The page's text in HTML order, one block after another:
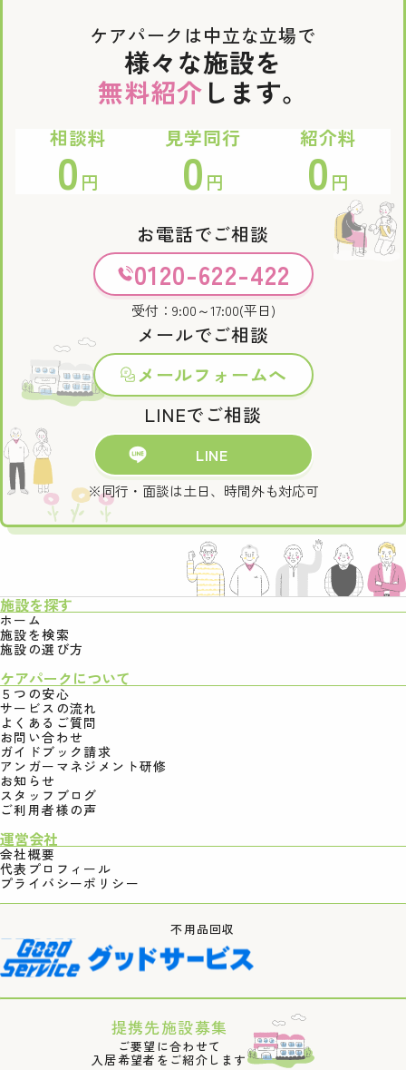
ケアパークは中立な立場で
様々な施設を
無料紹介 します。
相談料
0 円
見学同行
0 円
紹介料
0 円
お電話でご相談
0120-622-422
受付：9:00～17:00(平日)
メールでご相談
メールフォームへ
LINEでご相談
LINE
※同行・面談は土日、時間外も対応可
施設を探す
ホーム
施設を検索
施設の選び方
ケアパークについて
５つの安心
サービスの流れ
よくあるご質問
お問い合わせ
ガイドブック請求
アンガーマネジメント研修
お知らせ
スタッフブログ
ご利用者様の声
運営会社
会社概要
代表プロフィール
プライバシーポリシー
不用品回収
提携先施設募集
ご要望に合わせて
入居希望者をご紹介します